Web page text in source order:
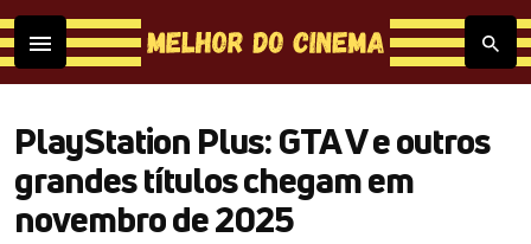
PlayStation Plus: GTA V e outros
grandes títulos chegam em
novembro de 2025